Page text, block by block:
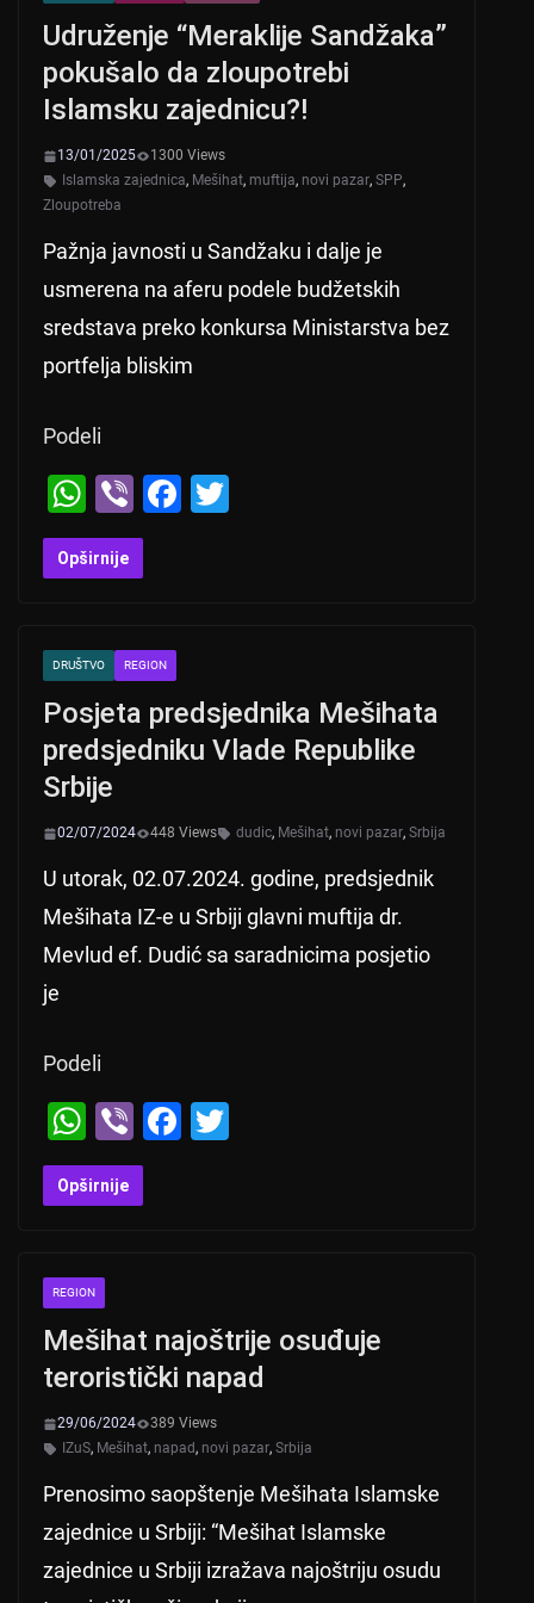
Udruženje “Meraklije Sandžaka”
pokušalo da zloupotrebi
Islamsku zajednicu?!
13/01/2025
1300 Views
Islamska zajednica, Mešihat, muftija, novi pazar, SPP,
Zloupotreba
Pažnja javnosti u Sandžaku i dalje je
usmerena na aferu podele budžetskih
sredstava preko konkursa Ministarstva bez
portfelja bliskim
Podeli
W
h
at
A
p
p
Vi
b
er
F
o
k
Opširnije
DRUŠTVO REGION
Posjeta predsjednika Mešihata
predsjedniku Vlade Republike
Srbije
02/07/2024 448 Views dudic, Mešihat, novi pazar, Srbija
U utorak, 02.07.2024. godine, predsjednik
Mešihata IZ-e u Srbiji glavni muftija dr.
Mevlud ef. Dudić sa saradnicima posjetio
je
Podeli
W
h
at
A
p
p
Vi
b
er
F
o
k
Opširnije
REGION
Mešihat najoštrije osuđuje
teroristički napad
29/06/2024
389 Views
IZuS, Mešihat, napad, novi pazar, Srbija
Prenosimo saopštenje Mešihata Islamske
zajednice u Srbiji: “Mešihat Islamske
zajednice u Srbiji izražava najoštriju osudu